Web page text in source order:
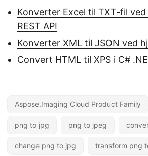
Konverter Excel til TXT-fil
REST API
Konverter XML til JSON ved
Convert HTML til XPS i C#
Aspose.Imaging Cloud Product Family
png to jpg png to jpeg
change png to jpg transform png